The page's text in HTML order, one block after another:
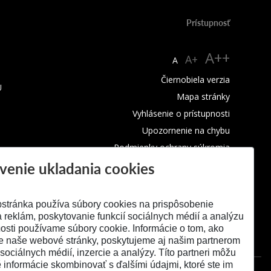
Prístupnosť
A A+ A++
Čiernobiela verzia
Mapa stránky
Vyhlásenie o prístupnosti
Upozornenie na chybu
Podmienky ochrany súkromia
ukladania cookies
používa súbory cookies na prispôsobenie
reklám, poskytovanie funkcií sociálnych médií a analýzu
používame súbory cookie. Informácie o tom, ako
naše webové stránky, poskytujeme aj našim partnerom
médií, inzercie a analýzy. Títo partneri môžu
informácie skombinovať s ďalšími údajmi, ktoré ste im